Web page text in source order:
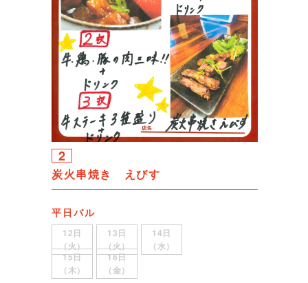
2
炭火串焼き えびす
平日バル
12日
（火）
13日
（火）
14日
（水）
15日
（木）
16日
（金）